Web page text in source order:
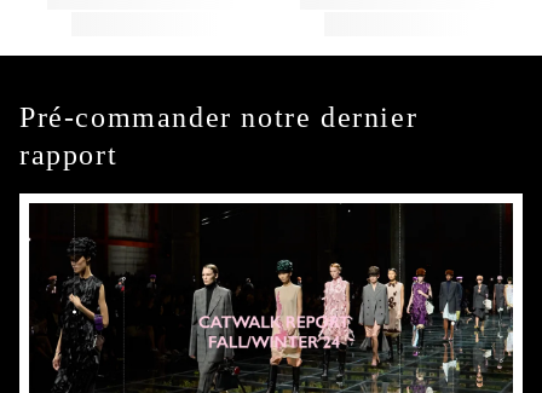
Pré-commander notre dernier
rapport